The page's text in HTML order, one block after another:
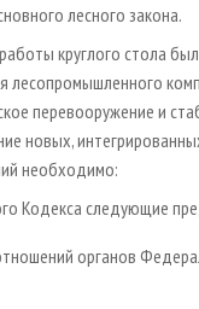
лесного закона.
круглого стола
перевооружение и
новых,
необходимо:
Кодекса следующие
органов